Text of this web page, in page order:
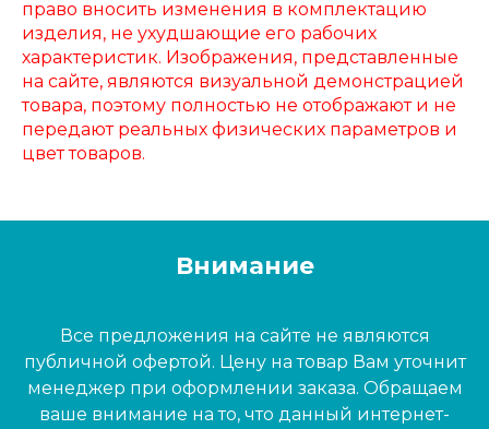
право вносить изменения в комплектацию
изделия, не ухудшающие его рабочих
характеристик. Изображения, представленные
на сайте, являются визуальной демонстрацией
товара, поэтому полностью не отображают и не
передают реальных физических параметров и
цвет товаров.
Внимание
Все предложения на сайте не являются
публичной офертой. Цену на товар Вам уточнит
менеджер при оформлении заказа. Обращаем
ваше внимание на то, что данный интернет-